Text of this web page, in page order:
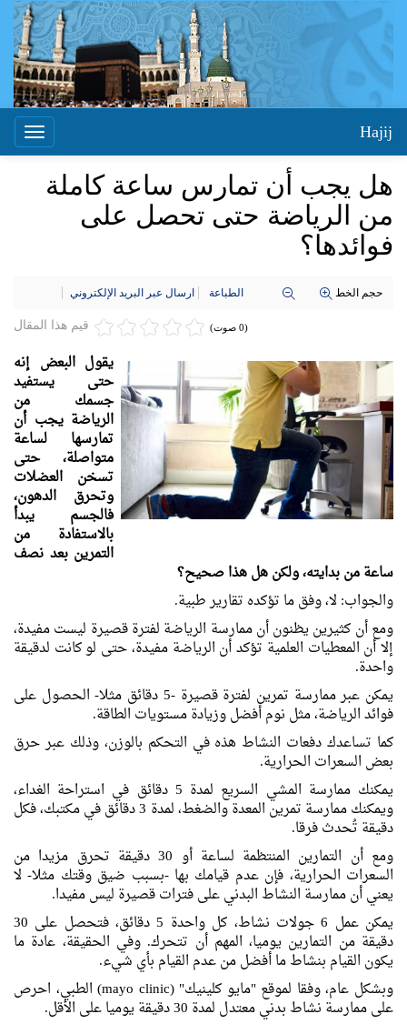
Toggle
Hajij
هل يجب أن تمارس ساعة كاملة
من الرياضة حتى تحصل على
فوائدها؟
حجم الخط الطباعة ارسال عبر البريد الإلكتروني
قيم هذا المقال (0 صوت)
يقول البعض إنه
حتى يستفيد
جسمك من
الرياضة يجب أن
تمارسها لساعة
متواصلة، حتى
تسخن العضلات
وتحرق الدهون،
فالجسم يبدأ
بالاستفادة من
التمرين بعد نصف
ساعة من بدايته، ولكن هل هذا صحيح؟
والجواب: لا، وفق ما تؤكده تقارير طبية.
ومع أن كثيرين يظنون أن ممارسة الرياضة لفترة قصيرة ليست مفيدة،
إلا أن المعطيات العلمية تؤكد أن الرياضة مفيدة، حتى لو كانت لدقيقة
واحدة.
يمكن عبر ممارسة تمرين لفترة قصيرة -5 دقائق مثلا- الحصول على
فوائد الرياضة، مثل نوم أفضل وزيادة مستويات الطاقة.
كما تساعدك دفعات النشاط هذه في التحكم بالوزن، وذلك عبر حرق
بعض السعرات الحرارية.
يمكنك ممارسة المشي السريع لمدة 5 دقائق في استراحة الغداء،
ويمكنك ممارسة تمرين المعدة والضغط، لمدة 3 دقائق في مكتبك، فكل
دقيقة تُحدث فرقا.
ومع أن التمارين المنتظمة لساعة أو 30 دقيقة تحرق مزيدا من
السعرات الحرارية، فإن عدم قيامك بها -بسبب ضيق وقتك مثلا- لا
يعني أن ممارسة النشاط البدني على فترات قصيرة ليس مفيدا.
يمكن عمل 6 جولات نشاط، كل واحدة 5 دقائق، فتحصل على 30
دقيقة من التمارين يوميا، المهم أن تتحرك. وفي الحقيقة، عادة ما
يكون القيام بنشاط ما أفضل من عدم القيام بأي شيء.
وبشكل عام، وفقا لموقع "مايو كلينيك" (mayo clinic) الطبي، احرص
على ممارسة نشاط بدني معتدل لمدة 30 دقيقة يوميا على الأقل.